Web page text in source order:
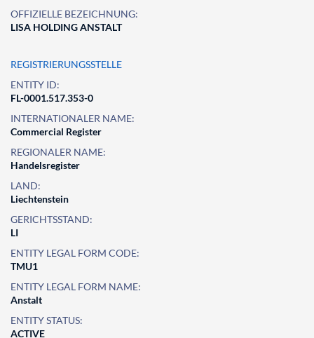
OFFIZIELLE BEZEICHNUNG:
LISA HOLDING ANSTALT
REGISTRIERUNGSSTELLE
ENTITY ID:
FL-0001.517.353-0
INTERNATIONALER NAME:
Commercial Register
REGIONALER NAME:
Handelsregister
LAND:
Liechtenstein
GERICHTSSTAND:
LI
ENTITY LEGAL FORM CODE:
TMU1
ENTITY LEGAL FORM NAME:
Anstalt
ENTITY STATUS:
ACTIVE